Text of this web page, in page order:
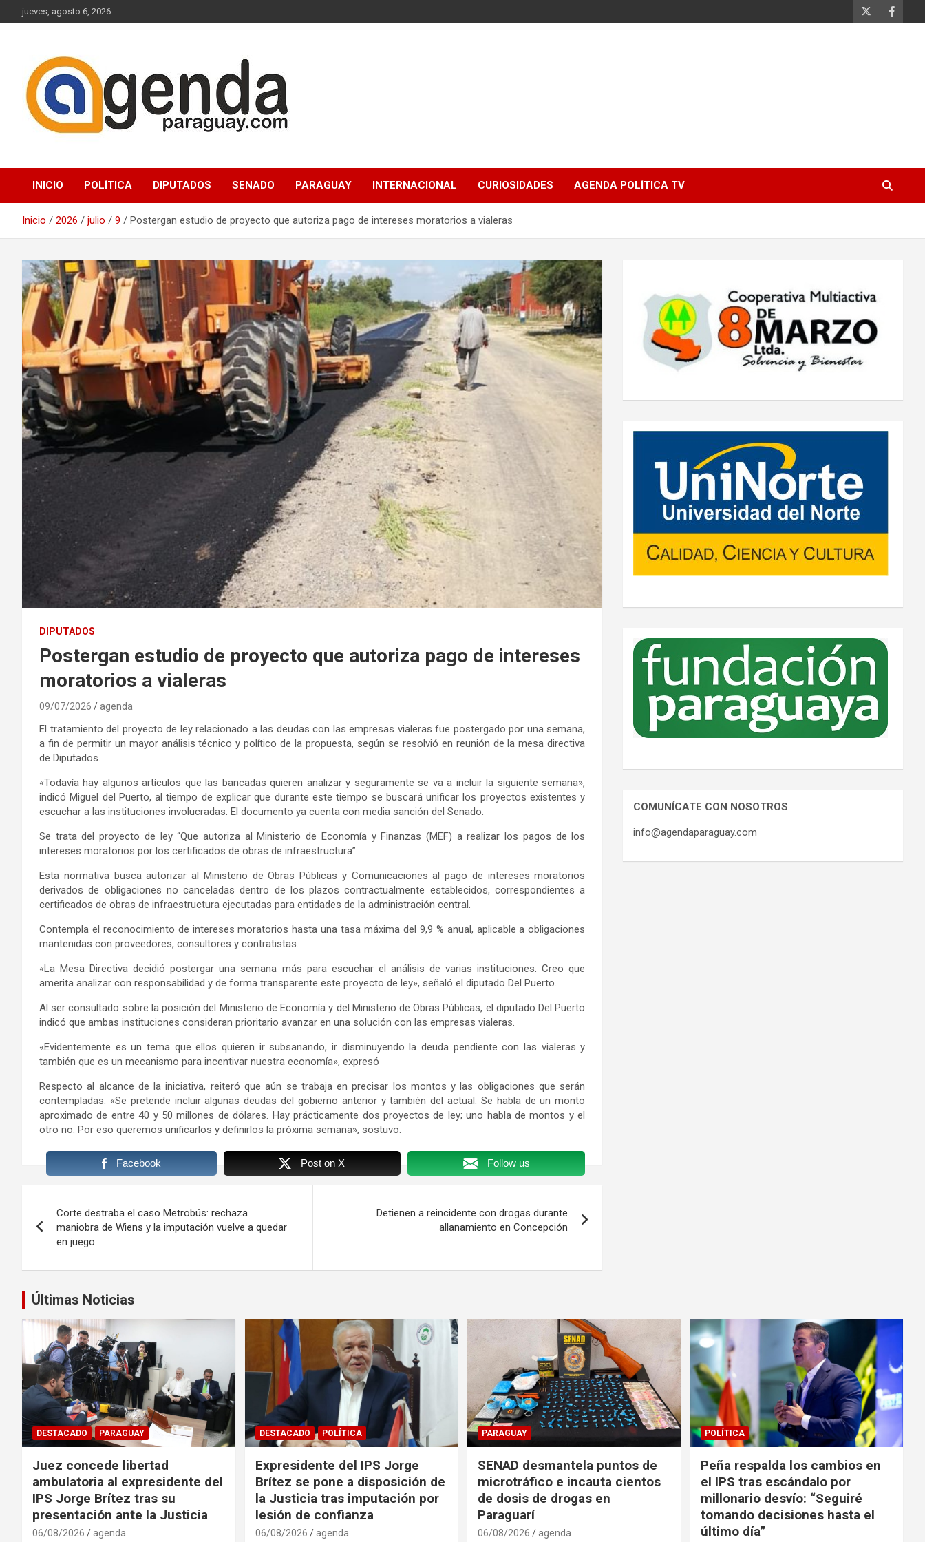
Saltar
al
jueves, agosto 6, 2026
Agenda Paraguay
INICIO POLÍTICA DIPUTADOS SENADO PARAGUAY INTERNACIONAL CURIOSIDADES AGENDA POLÍTICA TV
Inicio 2026 julio 9 Postergan estudio de proyecto que autoriza pago de intereses moratorios a vialeras
DIPUTADOS
Postergan estudio de proyecto que autoriza pago de intereses
moratorios a vialeras
09/07/2026 agenda
El tratamiento del proyecto de ley relacionado a las deudas con las empresas vialeras fue postergado por una semana,
a fin de permitir un mayor análisis técnico y político de la propuesta, según se resolvió en reunión de la mesa directiva
de Diputados.
«Todavía hay algunos artículos que las bancadas quieren analizar y seguramente se va a incluir la siguiente semana»,
indicó Miguel del Puerto, al tiempo de explicar que durante este tiempo se buscará unificar los proyectos existentes y
escuchar a las instituciones involucradas. El documento ya cuenta con media sanción del Senado.
Se trata del proyecto de ley “Que autoriza al Ministerio de Economía y Finanzas (MEF) a realizar los pagos de los
intereses moratorios por los certificados de obras de infraestructura”.
Esta normativa busca autorizar al Ministerio de Obras Públicas y Comunicaciones al pago de intereses moratorios
derivados de obligaciones no canceladas dentro de los plazos contractualmente establecidos, correspondientes a
certificados de obras de infraestructura ejecutadas para entidades de la administración central.
Contempla el reconocimiento de intereses moratorios hasta una tasa máxima del 9,9 % anual, aplicable a obligaciones
mantenidas con proveedores, consultores y contratistas.
«La Mesa Directiva decidió postergar una semana más para escuchar el análisis de varias instituciones. Creo que
amerita analizar con responsabilidad y de forma transparente este proyecto de ley», señaló el diputado Del Puerto.
Al ser consultado sobre la posición del Ministerio de Economía y del Ministerio de Obras Públicas, el diputado Del Puerto
indicó que ambas instituciones consideran prioritario avanzar en una solución con las empresas vialeras.
«Evidentemente es un tema que ellos quieren ir subsanando, ir disminuyendo la deuda pendiente con las vialeras y
también que es un mecanismo para incentivar nuestra economía», expresó
Respecto al alcance de la iniciativa, reiteró que aún se trabaja en precisar los montos y las obligaciones que serán
contempladas. «Se pretende incluir algunas deudas del gobierno anterior y también del actual. Se habla de un monto
aproximado de entre 40 y 50 millones de dólares. Hay prácticamente dos proyectos de ley; uno habla de montos y el
otro no. Por eso queremos unificarlos y definirlos la próxima semana», sostuvo.
Facebook Post on X Follow us
de
entradas
Corte destraba el caso Metrobús: rechaza
maniobra de Wiens y la imputación vuelve a quedar
en juego
Detienen a reincidente con drogas durante
allanamiento en Concepción
COMUNÍCATE CON NOSOTROS
info@agendaparaguay.com
Últimas Noticias
DESTACADO PARAGUAY
Juez concede libertad
ambulatoria al expresidente del
IPS Jorge Brítez tras su
presentación ante la Justicia
06/08/2026 agenda
DESTACADO POLÍTICA
Expresidente del IPS Jorge
Brítez se pone a disposición de
la Justicia tras imputación por
lesión de confianza
06/08/2026 agenda
PARAGUAY
SENAD desmantela puntos de
microtráfico e incauta cientos
de dosis de drogas en
Paraguarí
06/08/2026 agenda
POLÍTICA
Peña respalda los cambios en
el IPS tras escándalo por
millonario desvío: “Seguiré
tomando decisiones hasta el
último día”